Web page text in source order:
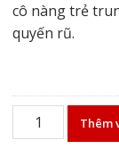
cô nàng trẻ
quyến rũ.
Tinh
dầu
Thêm